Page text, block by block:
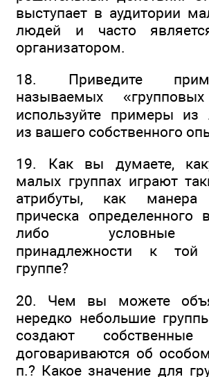
выступает в аудитории
людей и часто
организатором.
18. Приведите
называемых
используйте примеры из
из вашего собственного
19. Как вы думаете,
малых группах играют
атрибуты, как манера
прическа определенного
либо условные
принадлежности к
группе?
20. Чем вы можете
нередко небольшие
создают
договариваются об
п.? Какое значение для